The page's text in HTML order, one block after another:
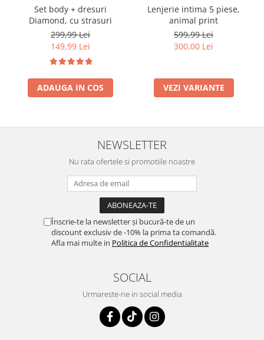
Set body + dresuri
Diamond, cu strasuri
299,99 Lei
149,99 Lei
ADAUGA IN COS
Lenjerie intima 5 piese,
animal print
599,99 Lei
300,00 Lei
VEZI VARIANTE
NEWSLETTER
Nu rata ofertele si promotiile noastre
Înscrie-te la newsletter și bucură-te de un
discount exclusiv de -10% la prima ta comandă.
Afla mai multe in Politica de Confidentialitate
SOCIAL
Urmareste-ne in social media